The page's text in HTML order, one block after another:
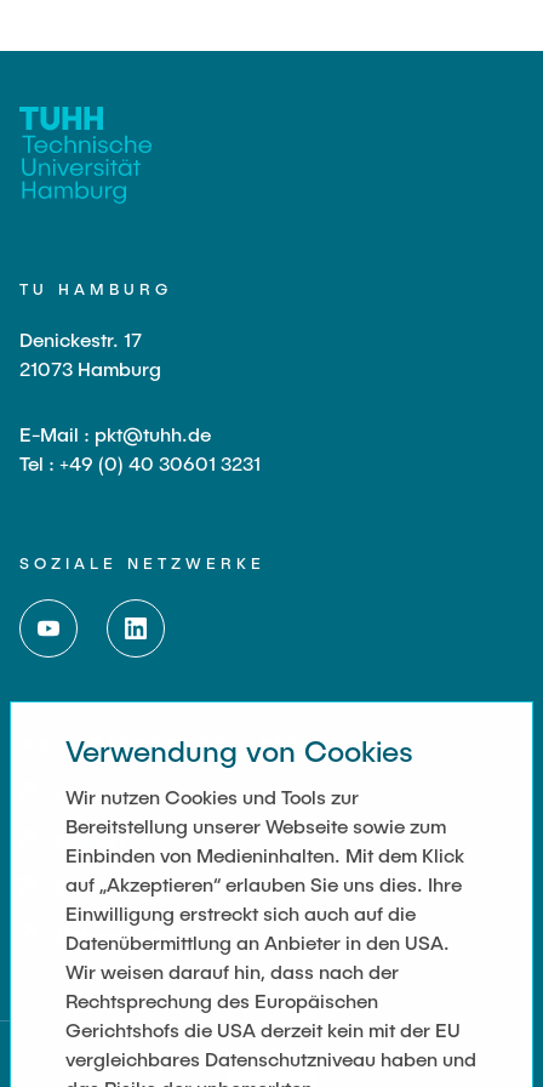
TU HAMBURG
Denickestr. 17
21073 Hamburg
E-Mail : pkt@tuhh.de
Tel : +49 (0) 40 30601 3231
SOZIALE NETZWERKE
WEITERFÜHRENDE LINKS
Impressum
Kontakt
Cookie Settings
Datenschutz
Verwendung von Cookies
Wir nutzen Cookies und Tools zur
Bereitstellung unserer Webseite sowie zum
Einbinden von Medieninhalten. Mit dem Klick
auf „Akzeptieren“ erlauben Sie uns dies. Ihre
Einwilligung erstreckt sich auch auf die
Datenübermittlung an Anbieter in den USA.
Wir weisen darauf hin, dass nach der
Rechtsprechung des Europäischen
Gerichtshofs die USA derzeit kein mit der EU
vergleichbares Datenschutzniveau haben und